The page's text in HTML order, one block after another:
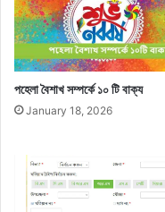
পহেলা বৈশাখ সম্পর্কে ১০ টি বাক্য
January 18, 2026